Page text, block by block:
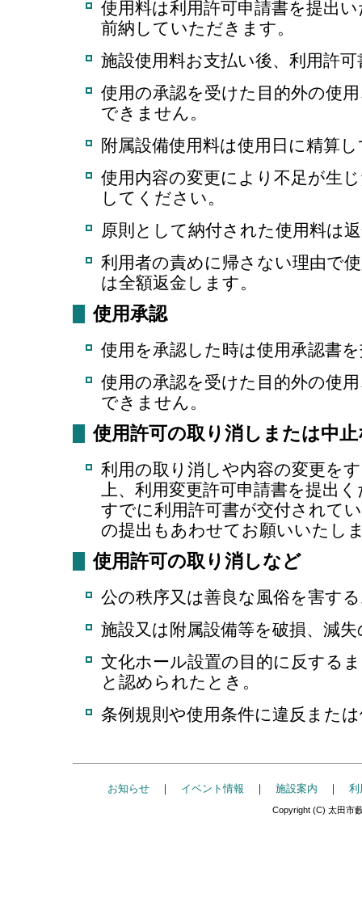
使用料は利用許可申請書を提出
前納していただきます。
施設使用料お支払い後、利用許
使用の承認を受けた目的外の使
できません。
附属設備使用料は使用日に精算
使用内容の変更により不足が生
してください。
原則として納付された使用料は
利用者の責めに帰さない理由で
は全額返金します。
使用承認
使用を承認した時は使用承認書
使用の承認を受けた目的外の使
できません。
使用許可の取り消しまたは中
利用の取り消しや内容の変更を
上、利用変更許可申請書を提出
すでに利用許可書が交付されて
の提出もあわせてお願いいたし
使用許可の取り消しなど
公の秩序又は善良な風俗を害す
施設又は附属設備等を破損、減
文化ホール設置の目的に反する
と認められたとき。
条例規則や使用条件に違反また
お知らせ｜ イベント情報 ｜ 施設案内 ｜ 利
Copyright (C) 太田市